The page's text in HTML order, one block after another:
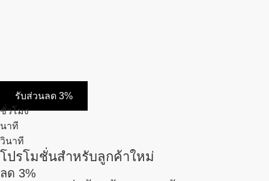
รับส่วนลด 3%
ชั่วโมง
นาที
วินาที
โปรโมชั่นสำหรับลูกค้าใหม่
ลด 3%